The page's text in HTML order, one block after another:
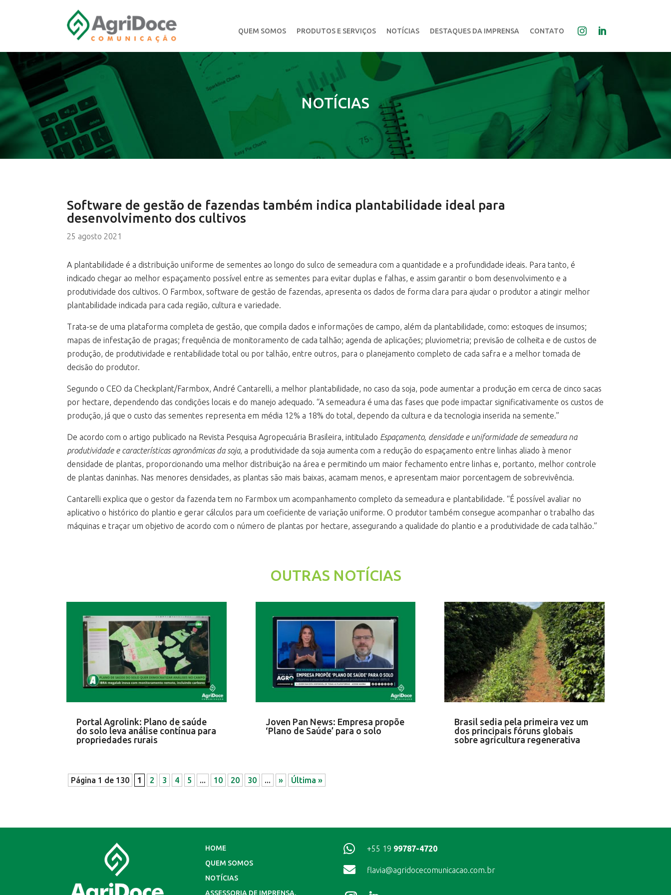
QUEM SOMOS PRODUTOS E SERVIÇOS NOTÍCIAS DESTAQUES DA IMPRENSA CONTATO
NOTÍCIAS
Software de gestão de fazendas também indica plantabilidade ideal para
desenvolvimento dos cultivos
25 agosto 2021
A plantabilidade é a distribuição uniforme de sementes ao longo do sulco de semeadura com a quantidade e a profundidade ideais. Para tanto, é
indicado chegar ao melhor espaçamento possível entre as sementes para evitar duplas e falhas, e assim garantir o bom desenvolvimento e a
produtividade dos cultivos. O Farmbox, software de gestão de fazendas, apresenta os dados de forma clara para ajudar o produtor a atingir melhor
plantabilidade indicada para cada região, cultura e variedade.
Trata-se de uma plataforma completa de gestão, que compila dados e informações de campo, além da plantabilidade, como: estoques de insumos;
mapas de infestação de pragas; frequência de monitoramento de cada talhão; agenda de aplicações; pluviometria; previsão de colheita e de custos de
produção, de produtividade e rentabilidade total ou por talhão, entre outros, para o planejamento completo de cada safra e a melhor tomada de
decisão do produtor.
Segundo o CEO da Checkplant/Farmbox, André Cantarelli, a melhor plantabilidade, no caso da soja, pode aumentar a produção em cerca de cinco sacas
por hectare, dependendo das condições locais e do manejo adequado. “A semeadura é uma das fases que pode impactar significativamente os custos de
produção, já que o custo das sementes representa em média 12% a 18% do total, dependo da cultura e da tecnologia inserida na semente.”
De acordo com o artigo publicado na Revista Pesquisa Agropecuária Brasileira, intitulado Espaçamento, densidade e uniformidade de semeadura na
produtividade e características agronômicas da soja, a produtividade da soja aumenta com a redução do espaçamento entre linhas aliado à menor
densidade de plantas, proporcionando uma melhor distribuição na área e permitindo um maior fechamento entre linhas e, portanto, melhor controle
de plantas daninhas. Nas menores densidades, as plantas são mais baixas, acamam menos, e apresentam maior porcentagem de sobrevivência.
Cantarelli explica que o gestor da fazenda tem no Farmbox um acompanhamento completo da semeadura e plantabilidade. “É possível avaliar no
aplicativo o histórico do plantio e gerar cálculos para um coeficiente de variação uniforme. O produtor também consegue acompanhar o trabalho das
máquinas e traçar um objetivo de acordo com o número de plantas por hectare, assegurando a qualidade do plantio e a produtividade de cada talhão.”
OUTRAS NOTÍCIAS
Portal Agrolink: Plano de saúde
do solo leva análise contínua para
propriedades rurais
Joven Pan News: Empresa propõe
‘Plano de Saúde’ para o solo
Brasil sedia pela primeira vez um
dos principais fóruns globais
sobre agricultura regenerativa
Página 1 de 130 1 2 3 4 5 ... 10 20 30 ... » Última »
HOME
QUEM SOMOS
NOTÍCIAS
ASSESSORIA DE IMPRENSA,
 +55 19 99787-4720
 flavia@agridocecomunicacao.com.br